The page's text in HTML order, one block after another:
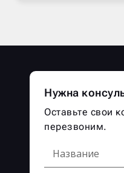
Нужна
Оставьте свои
перезвоним.